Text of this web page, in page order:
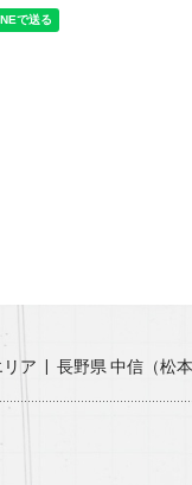
ア 長野県 中信（松